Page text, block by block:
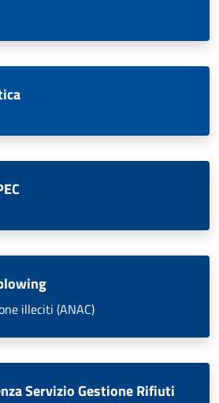
illeciti (ANAC)
Servizio Gestione Rifiuti